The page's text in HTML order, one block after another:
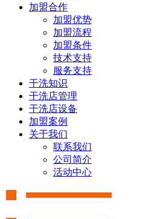
加盟合作
加盟优势
加盟流程
加盟条件
技术支持
服务支持
干洗知识
干洗店管理
干洗店设备
加盟案例
关于我们
联系我们
公司简介
活动中心